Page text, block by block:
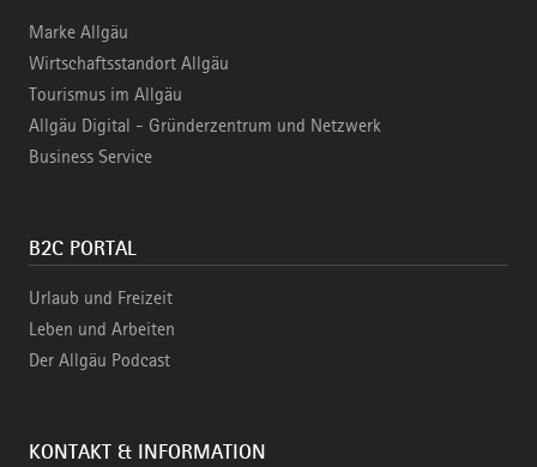
Marke Allgäu
Wirtschaftsstandort Allgäu
Tourismus im Allgäu
Allgäu Digital - Gründerzentrum und Netzwerk
Business Service
B2C PORTAL
Urlaub und Freizeit
Leben und Arbeiten
Der Allgäu Podcast
KONTAKT & INFORMATION